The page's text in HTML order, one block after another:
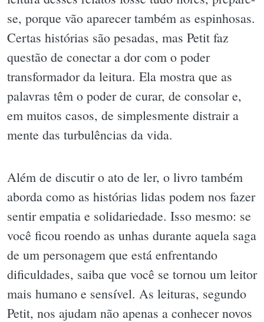
se, porque vão aparecer também as espinhosas.
Certas histórias são pesadas, mas Petit faz
questão de conectar a dor com o poder
transformador da leitura. Ela mostra que as
palavras têm o poder de curar, de consolar e,
em muitos casos, de simplesmente distrair a
mente das turbulências da vida.
Além de discutir o ato de ler, o livro também
aborda como as histórias lidas podem nos fazer
sentir empatia e solidariedade. Isso mesmo: se
você ficou roendo as unhas durante aquela saga
de um personagem que está enfrentando
dificuldades, saiba que você se tornou um leitor
mais humano e sensível. As leituras, segundo
Petit, nos ajudam não apenas a conhecer novos